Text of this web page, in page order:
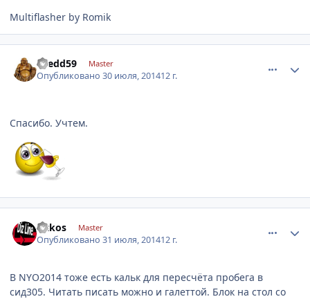
Multiflasher by Romik
Dredd59 Master
Опубликовано30 июля, 201412 г.
Спасибо. Учтем.
vitkos Master
Опубликовано31 июля, 201412 г.
В NYO2014 тоже есть кальк для пересчёта пробега в
сид305. Читать писать можно и галеттой. Блок на стол со